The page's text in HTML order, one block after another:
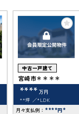
中古一戸建て
宮崎市＊＊＊＊
**** 万円
**坪
*LDK
月々支払例： ****円*